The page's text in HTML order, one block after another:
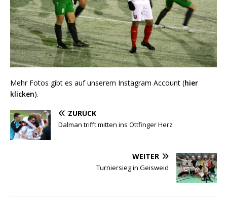
Mehr Fotos gibt es auf unserem Instagram Account (hier
klicken).
ZURÜCK
Dalman trifft mitten ins Ottfinger Herz
WEITER
Turniersieg in Geisweid